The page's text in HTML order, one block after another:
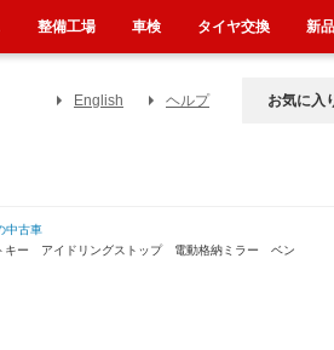
English ヘルプ お気に入
中古車
ー アイドリングストップ 電動格納ミラー ベン
整備工場 車検 タイヤ交換 新